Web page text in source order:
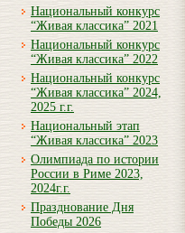
Национальный конкурс
“Живая классика” 2021
Национальный конкурс
“Живая классика” 2022
Национальный конкурс
“Живая классика” 2024,
2025 г.г.
Национальный этап
“Живая классика” 2023
Олимпиада по истории
России в Риме 2023,
2024г.г.
Празднование Дня
Победы 2026